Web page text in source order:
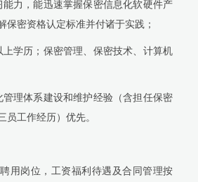
力，能迅速掌握保密信息化软硬件产
保密资格认定标准并付诸于实践；
学历；保密管理、保密技术、计算机
理体系建设和维护经验（含担任保密
员工作经历）优先。
岗位，工资福利待遇及合同管理按